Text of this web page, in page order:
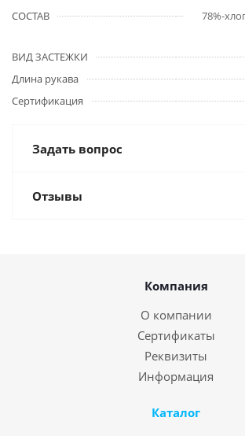
СОСТАВ
78%-
ВИД ЗАСТЕЖКИ
Длина рукава
Сертификация
Задать вопрос
Отзывы
Компания
О компании
Сертификаты
Реквизиты
Информация
Каталог